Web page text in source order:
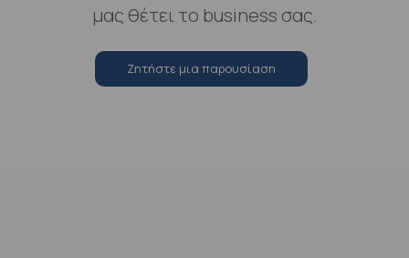
μας θέτει το business σας.
Zητήστε μια παρουσίαση